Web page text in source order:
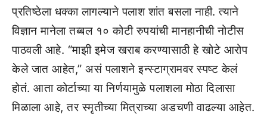
प्रतिष्ठेला धक्का लागल्याने पलाश शांत बसला नाही. त्याने
विज्ञान मानेला तब्बल १० कोटी रुपयांची मानहानीची नोटीस
पाठवली आहे. “माझी इमेज खराब करण्यासाठी हे खोटे आरोप
केले जात आहेत,” असं पलाशने इन्स्टाग्रामवर स्पष्ट केलं
होतं. आता कोर्टाच्या या निर्णयामुळे पलाशला मोठा दिलासा
मिळाला आहे, तर स्मृतीच्या मित्राच्या अडचणी वाढल्या आहेत.